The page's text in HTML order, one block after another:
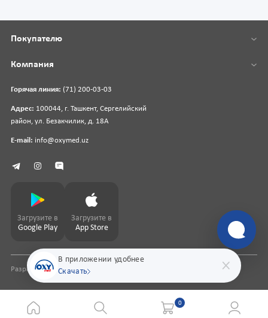
В приложении удобнее
Скачать
Горячая линия: (71) 200-03-03
Адрес: 100044, г. Ташкент, Сергелийский
район, ул. Безакчилик, д. 18А
E-mail: info@oxymed.uz
Покупателю
Компания
Загрузите в
Google Play
Загрузите в
App Store
Разработка сайтаpharmit.uz
0